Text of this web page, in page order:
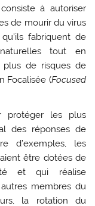
à autoriser
de mourir du virus
fabriquent de
tout en
de risques de
Focalisée (Focused
protéger les plus
des réponses de
d’exemples, les
être dotées de
et qui réalise
membres du
la rotation du